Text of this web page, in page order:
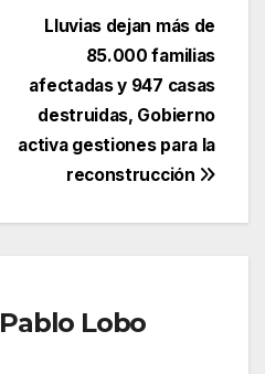
Lluvias dejan más de
85.000 familias
afectadas y 947 casas
destruidas, Gobierno
activa gestiones para la
reconstrucción
Pablo Lobo